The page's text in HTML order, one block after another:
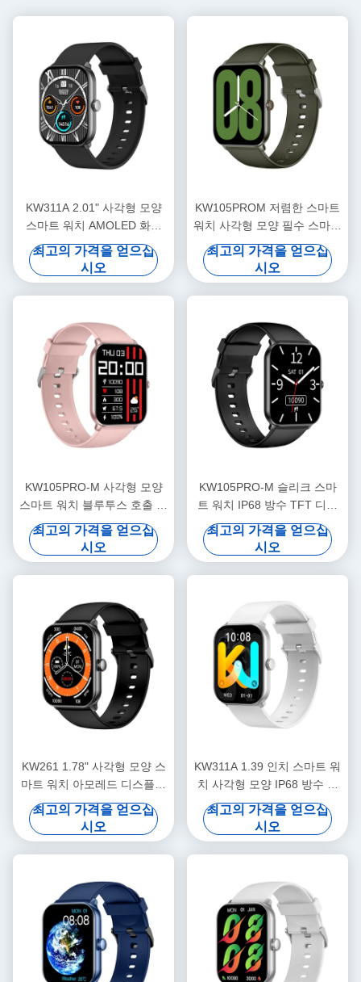
KW311A 2.01" 사각형 모양
스마트 워치 AMOLED 화면
IP68 방수
최고의 가격을 얻으십
시오
KW105PROM 저렴한 스마트
워치 사각형 모양 필수 스마트
워치 IP68 방수
최고의 가격을 얻으십
시오
KW105PRO-M 사각형 모양
스마트 워치 블루투스 호출 스
마트 워치 아몰드 디스플레이
최고의 가격을 얻으십
시오
KW105PRO-M 슬리크 스마
트 워치 IP68 방수 TFT 디스
플레이 스마트 워치
최고의 가격을 얻으십
시오
KW261 1.78" 사각형 모양 스
마트 워치 아모레드 디스플레
이 및 블루투스 호출 스마트
워치
최고의 가격을 얻으십
시오
KW311A 1.39 인치 스마트 워
치 사각형 모양 IP68 방수 스
마트 워치 블루투스 통화
최고의 가격을 얻으십
시오